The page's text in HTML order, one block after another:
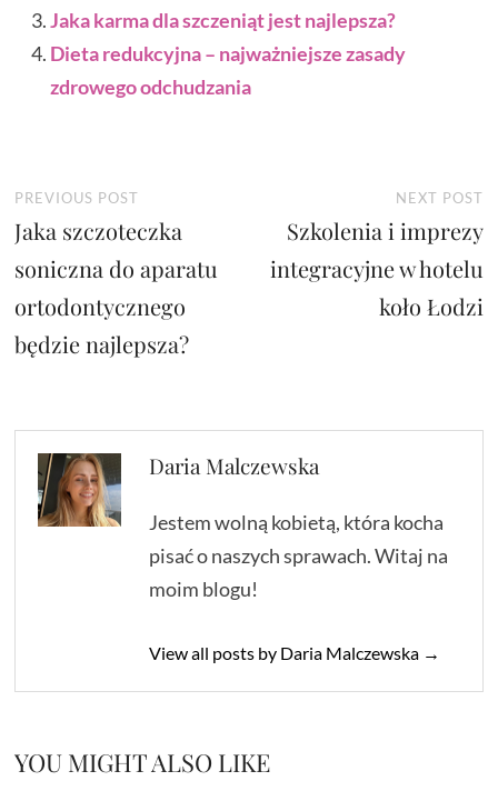
Jaka karma dla szczeniąt jest najlepsza?
Dieta redukcyjna – najważniejsze zasady
zdrowego odchudzania
Nawigacja
wpisu
PREVIOUS POST
post:
Jaka szczoteczka
soniczna do aparatu
ortodontycznego
będzie najlepsza?
NEXT POST
Szkolenia i imprezy
integracyjne w hotelu
koło Łodzi
Daria Malczewska
Jestem wolną kobietą, która kocha
pisać o naszych sprawach. Witaj na
moim blogu!
View all posts by Daria Malczewska →
YOU MIGHT ALSO LIKE